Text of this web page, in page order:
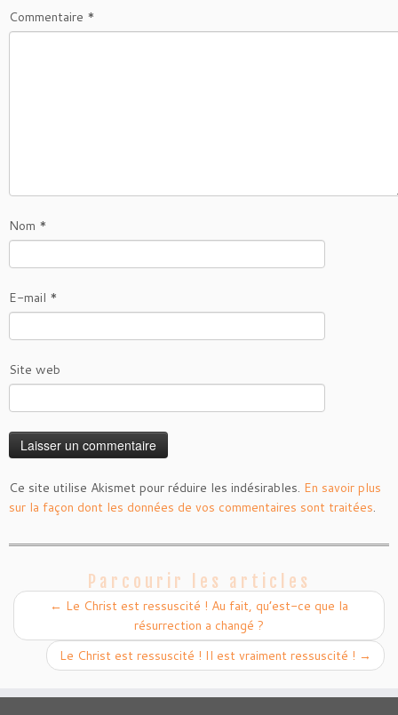
Commentaire *
Nom *
E-mail *
Site web
Ce site utilise Akismet pour réduire les indésirables. En savoir plus
sur la façon dont les données de vos commentaires sont traitées.
Parcourir les articles
← Le Christ est ressuscité ! Au fait, qu’est-ce que la
résurrection a changé ?
Le Christ est ressuscité ! Il est vraiment ressuscité ! →